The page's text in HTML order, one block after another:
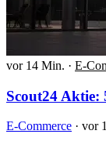
vor 14 Min. · E-
Scout24 Aktie:
E-Commerce · vor